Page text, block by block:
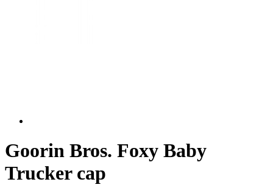
Goorin Bros. Foxy Baby
Trucker cap